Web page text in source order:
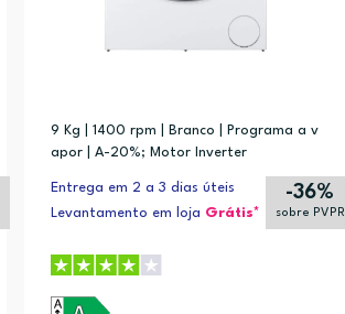
9 Kg | 1400 rpm | Branco | Programa a v
apor | A-20%; Motor Inverter
Entrega em 2 a 3 dias úteis
Levantamento em loja Grátis*
-36%
sobre PVPR